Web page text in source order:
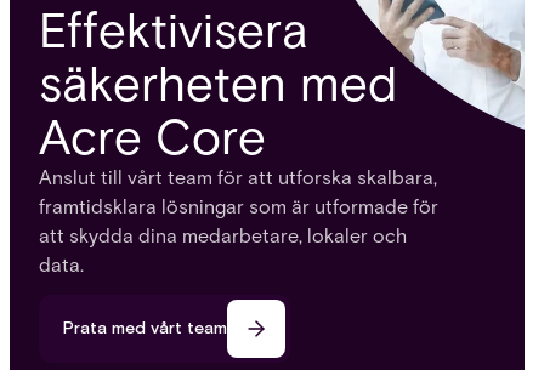
Effektivisera
säkerheten med
Acre Core
Anslut till vårt team för att utforska skalbara,
framtidsklara lösningar som är utformade för
att skydda dina medarbetare, lokaler och
data.
Prata med vårt team